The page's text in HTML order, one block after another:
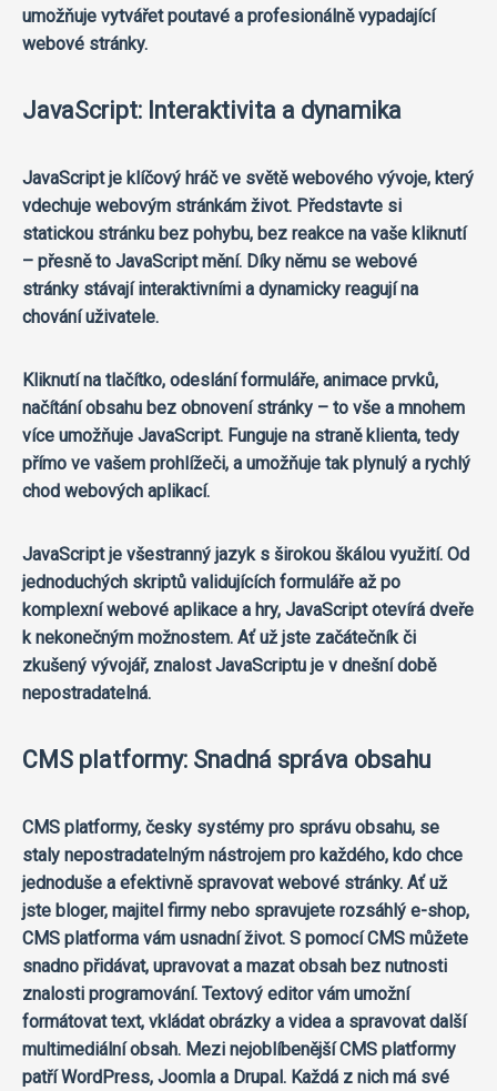
umožňuje vytvářet poutavé a profesionálně vypadající
webové stránky.
JavaScript: Interaktivita a dynamika
JavaScript je klíčový hráč ve světě webového vývoje, který
vdechuje webovým stránkám život. Představte si
statickou stránku bez pohybu, bez reakce na vaše kliknutí
– přesně to JavaScript mění. Díky němu se webové
stránky stávají interaktivními a dynamicky reagují na
chování uživatele.
Kliknutí na tlačítko, odeslání formuláře, animace prvků,
načítání obsahu bez obnovení stránky – to vše a mnohem
více umožňuje JavaScript. Funguje na straně klienta, tedy
přímo ve vašem prohlížeči, a umožňuje tak plynulý a rychlý
chod webových aplikací.
JavaScript je všestranný jazyk s širokou škálou využití. Od
jednoduchých skriptů validujících formuláře až po
komplexní webové aplikace a hry, JavaScript otevírá dveře
k nekonečným možnostem. Ať už jste začátečník či
zkušený vývojář, znalost JavaScriptu je v dnešní době
nepostradatelná.
CMS platformy: Snadná správa obsahu
CMS platformy, česky systémy pro správu obsahu, se
staly nepostradatelným nástrojem pro každého, kdo chce
jednoduše a efektivně spravovat webové stránky. Ať už
jste bloger, majitel firmy nebo spravujete rozsáhlý e-shop,
CMS platforma vám usnadní život. S pomocí CMS můžete
snadno přidávat, upravovat a mazat obsah bez nutnosti
znalosti programování. Textový editor vám umožní
formátovat text, vkládat obrázky a videa a spravovat další
multimediální obsah. Mezi nejoblíbenější CMS platformy
patří WordPress, Joomla a Drupal. Každá z nich má své